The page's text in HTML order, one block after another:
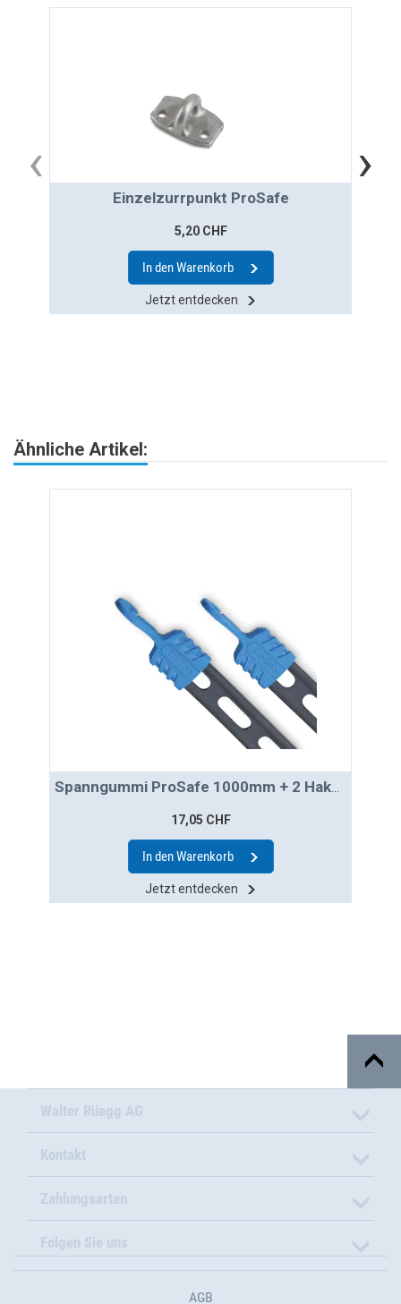
Einzelzurrpunkt ProSafe
5,20 CHF
In den Warenkorb
Jetzt entdecken
‹ ›
Ähnliche Artikel:
17,05 CHF
In den Warenkorb
Jetzt entdecken
Walter Rüegg AG
Kontakt
Zahlungsarten
Folgen Sie uns
AGB